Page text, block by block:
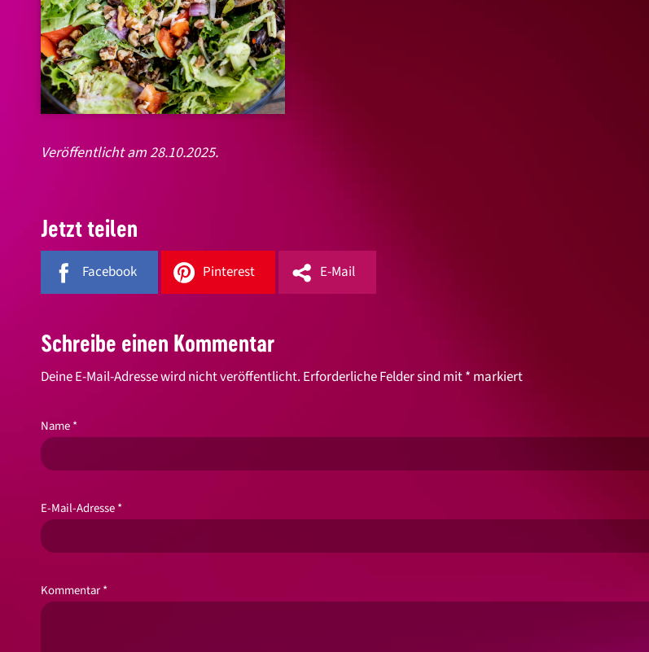
Veröffentlicht am 28.10.2025.
Jetzt teilen
Facebook Pinterest E-Mail
Schreibe einen Kommentar
Deine E-Mail-Adresse wird nicht veröffentlicht. Erforderliche Felder sind mit* markiert
Name*
E-Mail-Adresse*
Kommentar*